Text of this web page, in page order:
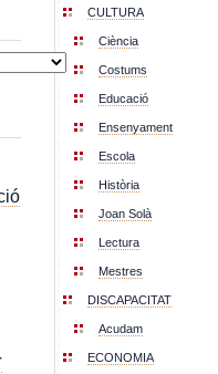
CULTURA
Ciència
Costums
Educació
Ensenyament
Escola
Història
Joan Solà
Lectura
Mestres
DISCAPACITAT
Acudam
ECONOMIA